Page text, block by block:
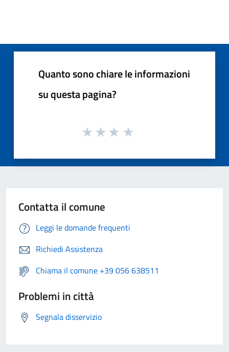
Quanto sono chiare le informazioni
su questa pagina?
Contatta il comune
Leggi le domande frequenti
Richiedi Assistenza
Chiama il comune +39 056 638511
Problemi in città
Segnala disservizio